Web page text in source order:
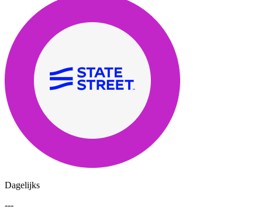
Dagelijks
---